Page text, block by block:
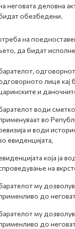
неговата деловна
обезбедени.
на
да бидат
лице кај
и
води
во
и води
евиденцијата,
која ја
на
му
до
му
до